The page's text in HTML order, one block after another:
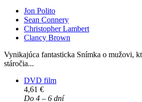
Jon Polito
Sean Connery
Christopher Lambert
Clancy Brown
Vynikajúca fantasticka Snímka o mužovi,
stáročia...
DVD film
4,61 €
Do 4 – 6 dní